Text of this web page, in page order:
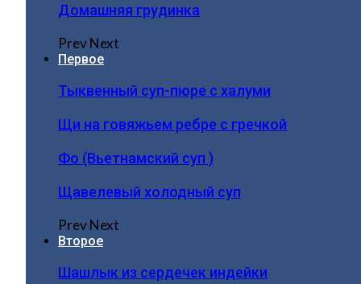
Домашняя грудинка
PrevNext
Первое
Тыквенный суп-пюре с халуми
Щи на говяжьем ребре с гречкой
Фо (Вьетнамский суп )
Щавелевый холодный суп
PrevNext
Второе
Шашлык из сердечек индейки